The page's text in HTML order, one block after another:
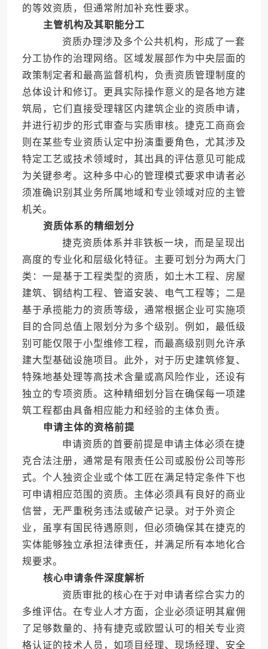
的等效资质，但通常附加补充性要求。
主管机构及其职能分工
资质办理涉及多个公共机构，形成了一套
分工协作的治理网络。区域发展部作为中央层面的
政策制定者和最高监督机构，负责资质管理制度的
总体设计和修订。更具实际操作意义的是各地方建
筑局，它们直接受理辖区内建筑企业的资质申请，
并进行初步的形式审查与实质审核。捷克工商商会
则在某些专业资质认定中扮演重要角色，尤其涉及
特定工艺或技术领域时，其出具的评估意见可能成
为关键参考。这种多中心的管理模式要求申请者必
须准确识别其业务所属地域和专业领域对应的主管
机关。
资质体系的精细划分
捷克资质体系并非铁板一块，而是呈现出
高度的专业化和层级化特征。主要可划分为两大门
类：一是基于工程类型的资质，如土木工程、房屋
建筑、钢结构工程、管道安装、电气工程等；二是
基于承揽能力的资质等级，通常根据企业可实施项
目的合同总值上限划分为多个级别。例如，最低级
别可能仅限于小型维修工程，而最高级别则允许承
建大型基础设施项目。此外，对于历史建筑修复、
特殊地基处理等高技术含量或高风险作业，还设有
独立的专项资质。这种精细划分旨在确保每一项建
筑工程都由具备相应能力和经验的主体负责。
申请主体的资格前提
申请资质的首要前提是申请主体必须在捷
克合法注册，通常是有限责任公司或股份公司等形
式。个人独资企业或个体工匠在满足特定条件下也
可申请相应范围的资质。主体必须具有良好的商业
信誉，无严重税务违法或破产记录。对于外资企
业，虽享有国民待遇原则，但必须确保其在捷克的
实体能够独立承担法律责任，并满足所有本地化合
规要求。
核心申请条件深度解析
资质审批的核心在于对申请者综合实力的
多维评估。在专业人才方面，企业必须证明其雇佣
了足够数量的、持有捷克或欧盟认可的相关专业资
格认证的技术人员，如项目经理、现场经理、安全